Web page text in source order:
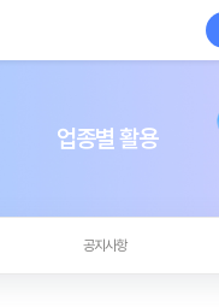
업종별 활용
공지사항